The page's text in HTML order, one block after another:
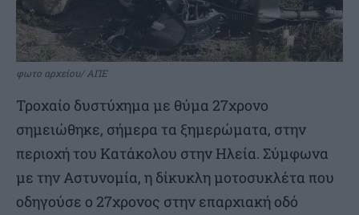
φωτο αρχείου/ ΑΠΕ
Τροχαίο δυστύχημα με θύμα 27χρονο
σημειώθηκε, σήμερα τα ξημερώματα, στην
περιοχή του Κατάκολου στην Ηλεία. Σύμφωνα
με την Αστυνομία, η δίκυκλη μοτοσυκλέτα που
οδηγούσε ο 27χρονος στην επαρχιακή οδό